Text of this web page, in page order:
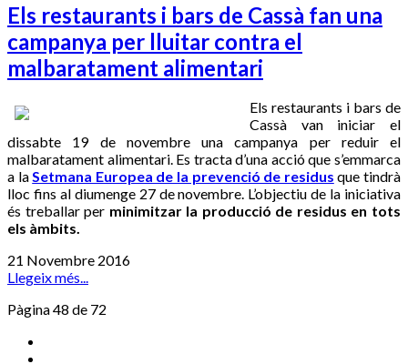
Els restaurants i bars de Cassà fan una
campanya per lluitar contra el
malbaratament alimentari
Els restaurants i bars de
Cassà van iniciar el
dissabte 19 de novembre una campanya per reduir el
malbaratament alimentari. Es tracta d’una acció que s’emmarca
a laSetmana Europea de la prevenció de residus que tindrà
lloc fins al diumenge 27 de novembre. L’objectiu de la iniciativa
és treballar per minimitzar la producció de residus en tots
els àmbits.
21 Novembre 2016
Llegeix més...
Pàgina 48 de 72